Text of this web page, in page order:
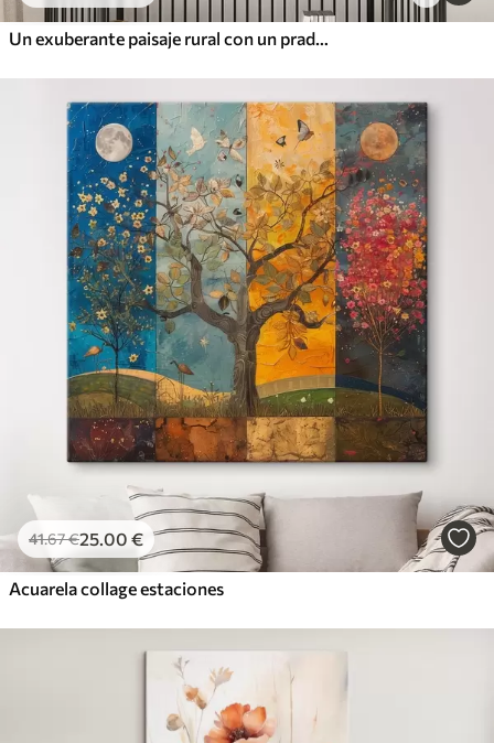
Un exuberante paisaje rural con un prado de flores silvestres vibrantes y lleno de flores coloridas bajo un cielo nublado
41.67€25.00 €
Acuarela collage estaciones